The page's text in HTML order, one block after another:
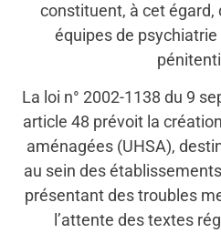
constituent, à cet égard,
équipes de
La loi n° 2002-1138 du 9
article 48 prévoit la
aménagées (UHSA),
au sein des
présentant des troubles
l’attente des textes